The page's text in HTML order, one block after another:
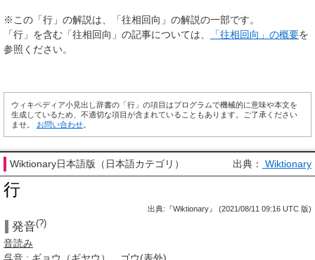
※この「行」の解説は、「往相回向」の解説の一部です。
「行」を含む「往相回向」の記事については、
「往相回向」の概要を
参照ください。
ウィキペディア小見出し辞書の「行」の項目はプログラムで機械的に意味や本文を
生成しているため、不適切な項目が含まれていることもあります。ご了承ください
ませ。 お問い合わせ
Wiktionary日本語版（日本語カテゴリ） 出典： Wiktionary
行
出典:『Wiktionary』 (2021/08/11 09:16 UTC 版)
発音(?)
音読み